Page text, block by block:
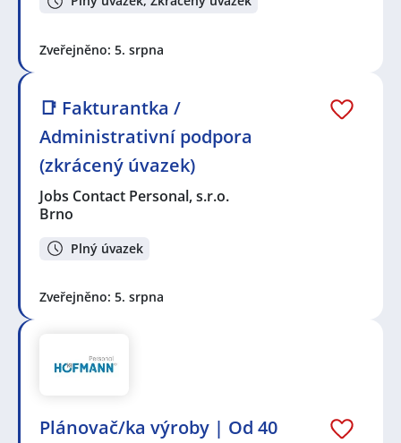
Zveřejněno: 5. srpna
📑 Fakturantka /
Administrativní podpora
(zkrácený úvazek)
Jobs Contact Personal, s.r.o.
Brno
Plný úvazek
Zveřejněno: 5. srpna
Plánovač/ka výroby | Od 40